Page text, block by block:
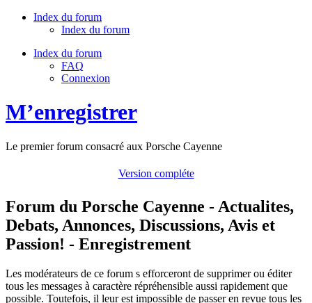
Index du forum
Index du forum
Index du forum
FAQ
Connexion
M’enregistrer
Le premier forum consacré aux Porsche Cayenne
Version compléte
Forum du Porsche Cayenne - Actualites,
Debats, Annonces, Discussions, Avis et
Passion! - Enregistrement
Les modérateurs de ce forum s efforceront de supprimer ou éditer
tous les messages à caractère répréhensible aussi rapidement que
possible. Toutefois, il leur est impossible de passer en revue tous les